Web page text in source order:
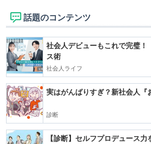
話題のコンテンツ
社会人デビューもこれで完璧
ス術
社会人ライフ
実はがんばりすぎ？新社会人『
診断
【診断】セルフプロデュース